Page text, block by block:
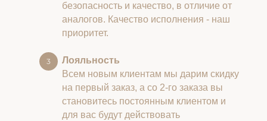
безопасность и качество, в отличие от
аналогов. Качество исполнения - наш
приоритет.
Лояльность
Всем новым клиентам мы дарим скидку
на первый заказ, а со 2-го заказа вы
становитесь постоянным клиентом и
для вас будут действовать